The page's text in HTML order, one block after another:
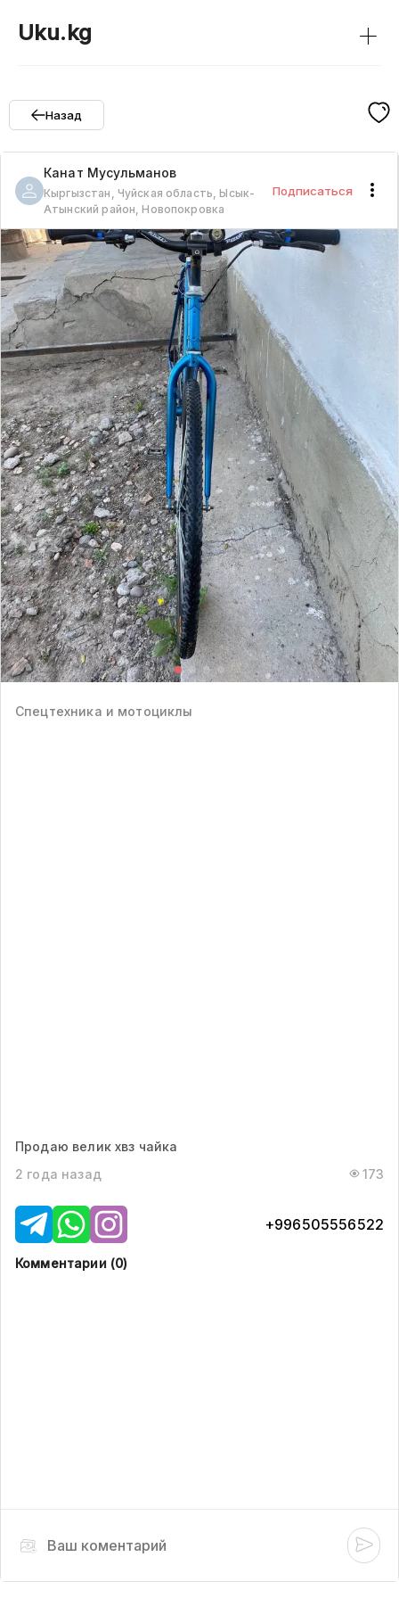
Uku.kg +
Назад
Канат Мусульманов
Кыргызстан, Чуйская область, Ысык-
Атынский район, Новопокровка
Подписаться
Спецтехника и мотоциклы
Продаю велик хвз чайка
2 года назад
173
+996505556522
Комментарии (0)